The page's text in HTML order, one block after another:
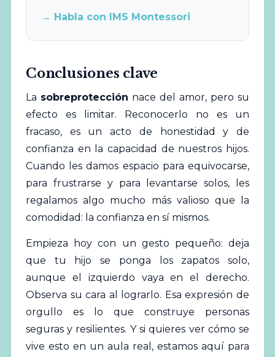
→ Habla con IMS Montessori
Conclusiones clave
La sobreprotección nace del amor, pero su
efecto es limitar. Reconocerlo no es un
fracaso, es un acto de honestidad y de
confianza en la capacidad de nuestros hijos.
Cuando les damos espacio para equivocarse,
para frustrarse y para levantarse solos, les
regalamos algo mucho más valioso que la
comodidad: la confianza en sí mismos.
Empieza hoy con un gesto pequeño: deja
que tu hijo se ponga los zapatos solo,
aunque el izquierdo vaya en el derecho.
Observa su cara al lograrlo. Esa expresión de
orgullo es lo que construye personas
seguras y resilientes. Y si quieres ver cómo se
vive esto en un aula real, estamos aquí para